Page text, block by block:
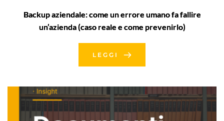
Backup aziendale: come un errore umano fa fallire
un’azienda (caso reale e come prevenirlo)
LEGGI